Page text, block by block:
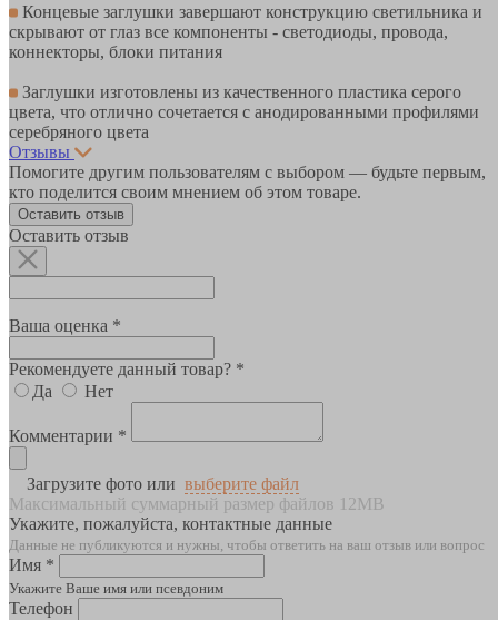
Концевые заглушки завершают конструкцию светильника и
скрывают от глаз все компоненты - светодиоды, провода,
коннекторы, блоки питания
Заглушки изготовлены из качественного пластика серого
цвета, что отлично сочетается с анодированными профилями
серебряного цвета
Отзывы
Помогите другим пользователям с выбором — будьте первым,
кто поделится своим мнением об этом товаре.
Оставить отзыв
Оставить отзыв
Ваша оценка *
Рекомендуете данный товар? *
Да
Нет
Комментарии *
Загрузите фото или выберите файл
Максимальный суммарный размер файлов 12MB
Укажите, пожалуйста, контактные данные
Данные не публикуются и нужны, чтобы ответить на ваш отзыв или вопрос
Имя *
Укажите Ваше имя или псевдоним
Телефон